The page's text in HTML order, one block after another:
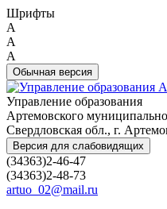
Шрифты
A
A
A
Обычная версия
Управление образования
Артемовского
Свердловская обл., г.
Версия для слабовидящих
(34363)2-46-47
(34363)2-48-73
artuo_02@mail.ru